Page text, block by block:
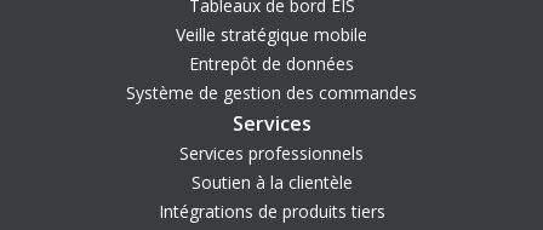
Tableaux de bord EIS
Veille stratégique mobile
Entrepôt de données
Système de gestion des commandes
Services
Services professionnels
Soutien à la clientèle
Intégrations de produits tiers